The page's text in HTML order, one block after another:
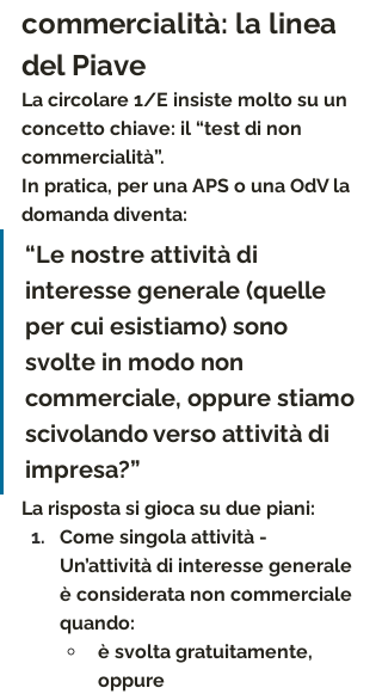
commercialità: la linea
del Piave
La circolare 1/E insiste molto su un
concetto chiave: il “test di non
commercialità”.
In pratica, per una APS o una OdV la
domanda diventa:
“Le nostre attività di
interesse generale (quelle
per cui esistiamo) sono
svolte in modo non
commerciale, oppure stiamo
scivolando verso attività di
impresa?”
La risposta si gioca su due piani:
Come singola attività -
Un’attività di interesse generale
è considerata non commerciale
quando:
è svolta gratuitamente,
oppure